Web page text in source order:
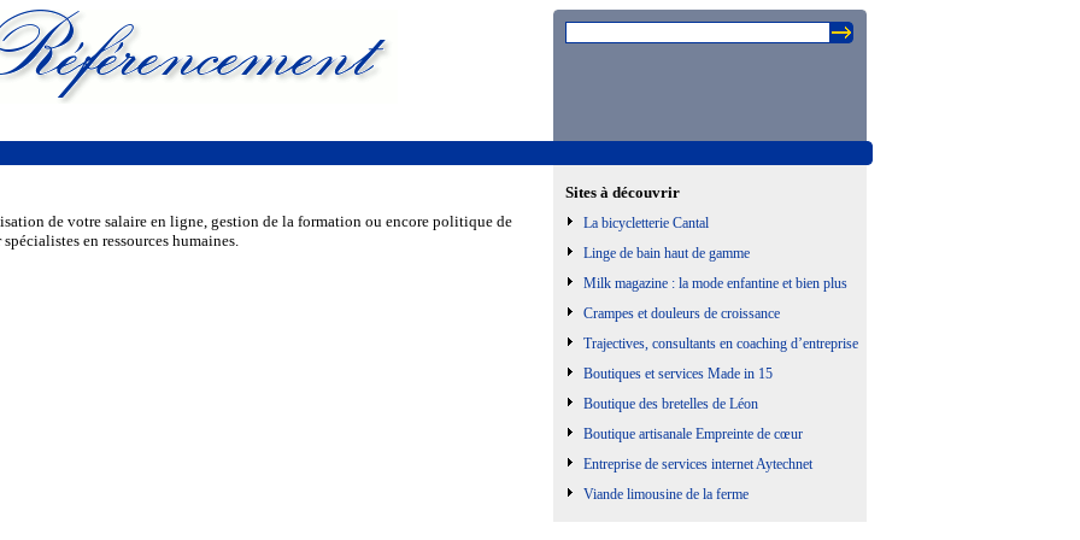
de votre salaire en ligne, gestion de la formation ou encore politique de
en ressources humaines.
Sites à découvrir
La bicycletterie Cantal
Linge de bain haut de gamme
Milk magazine : la mode enfantine et bien plus
Crampes et douleurs de croissance
Trajectives, consultants en coaching d’entreprise
Boutiques et services Made in 15
Boutique des bretelles de Léon
Boutique artisanale Empreinte de cœur
Entreprise de services internet Aytechnet
Viande limousine de la ferme